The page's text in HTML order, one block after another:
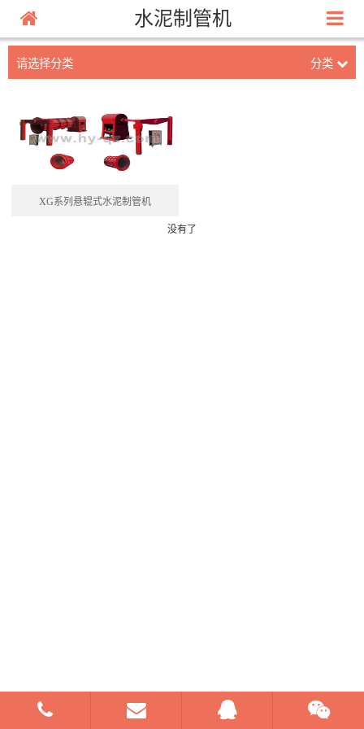
水泥制管机
请选择分类 分类
XG系列悬辊式水泥制管机
没有了